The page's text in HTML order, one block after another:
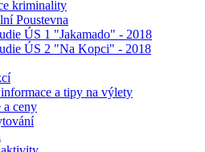
kriminality
Poustevna
ÚS 1 "Jakamado" - 2018
ÚS 2 "Na Kopci" - 2018
a tipy na výlety
a ceny